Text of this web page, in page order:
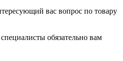
вас вопрос по товару
обязательно вам